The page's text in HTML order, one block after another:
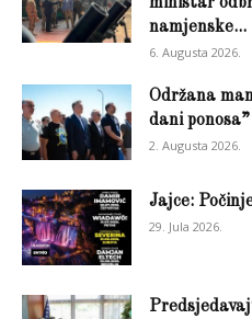
ministar
namjenske...
6. Augusta 2026.
Održana
dani
2. Augusta 2026.
Jajce:
29. Jula 2026.